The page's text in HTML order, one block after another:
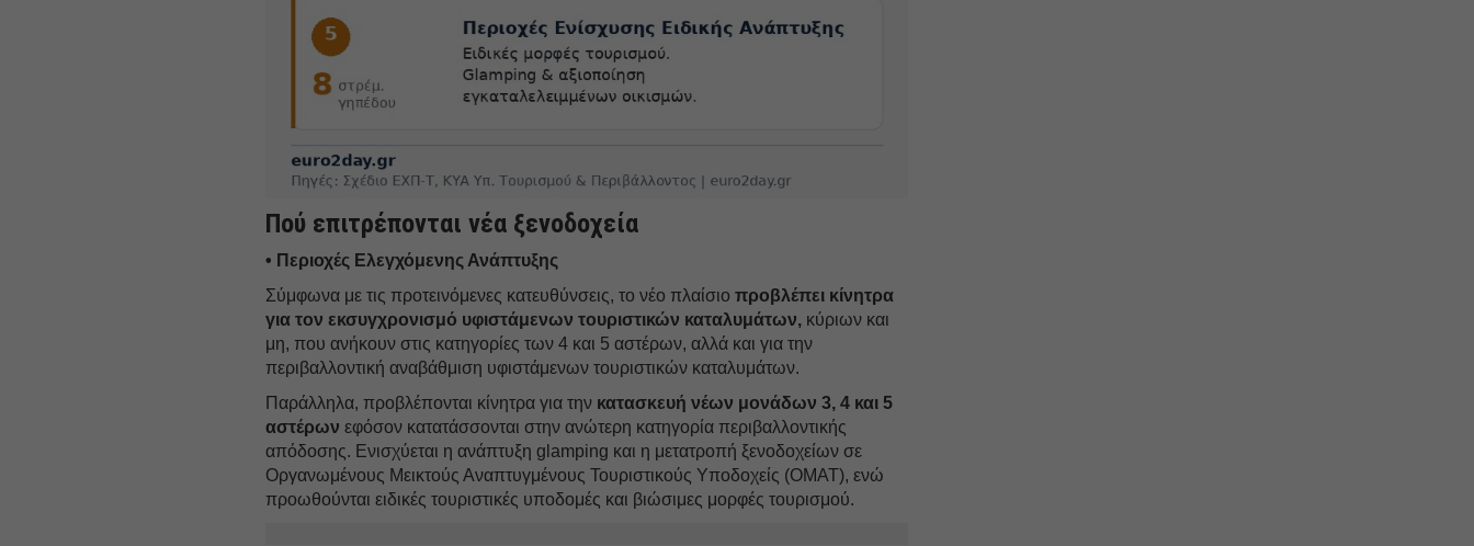
Πού επιτρέπονται νέα ξενοδοχεία
• Περιοχές Ελεγχόμενης Ανάπτυξης
Σύμφωνα με τις προτεινόμενες κατευθύνσεις, το νέο πλαίσιοπροβλέπει κίνητρα
για τον εκσυγχρονισμό υφιστάμενων τουριστικών καταλυμάτων, κύριων και
μη, που ανήκουν στις κατηγορίες των 4 και 5 αστέρων, αλλά και για την
περιβαλλοντική αναβάθμιση υφιστάμενων τουριστικών καταλυμάτων.
Παράλληλα, προβλέπονται κίνητρα για την κατασκευή νέων μονάδων 3, 4 και 5
αστέρων εφόσον κατατάσσονται στην ανώτερη κατηγορία περιβαλλοντικής
απόδοσης. Ενισχύεται η ανάπτυξη glamping και η μετατροπή ξενοδοχείων σε
Οργανωμένους Μεικτούς Αναπτυγμένους Τουριστικούς Υποδοχείς (ΟΜΑΤ), ενώ
προωθούνται ειδικές τουριστικές υποδομές και βιώσιμες μορφές τουρισμού.